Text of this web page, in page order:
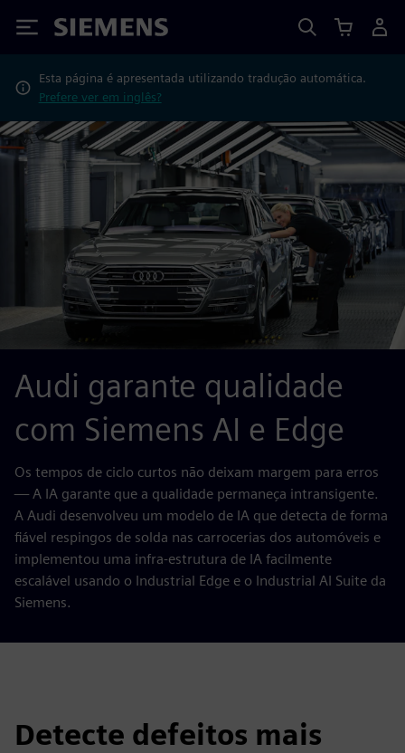
Siemens
Esta página é apresentada utilizando tradução automática.
Prefere ver em inglês?
Audi garante qualidade
com Siemens AI e Edge
Os tempos de ciclo curtos não deixam margem para erros
— A IA garante que a qualidade permaneça intransigente.
A Audi desenvolveu um modelo de IA que detecta de forma
fiável respingos de solda nas carrocerias dos automóveis e
implementou uma infra-estrutura de IA facilmente
escalável usando o Industrial Edge e o Industrial AI Suite da
Siemens.
Detecte defeitos mais